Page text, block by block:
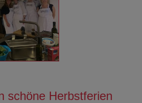
schöne Herbstferien